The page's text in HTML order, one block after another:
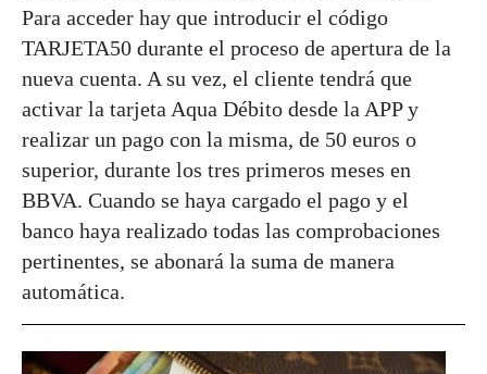
Para acceder hay que introducir el código
TARJETA50 durante el proceso de apertura de la
nueva cuenta. A su vez, el cliente tendrá que
activar la tarjeta Aqua Débito desde la APP y
realizar un pago con la misma, de 50 euros o
superior, durante los tres primeros meses en
BBVA. Cuando se haya cargado el pago y el
banco haya realizado todas las comprobaciones
pertinentes, se abonará la suma de manera
automática.